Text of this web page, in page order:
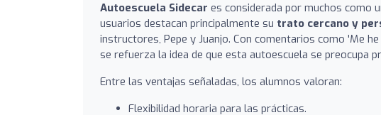
Autoescuela Sidecar es considerada por muchos como
usuarios destacan principalmente su trato cercano y
instructores, Pepe y Juanjo. Con comentarios como 'Me
se refuerza la idea de que esta autoescuela se preocupa
Entre las ventajas señaladas, los alumnos valoran:
Flexibilidad horaria para las prácticas.